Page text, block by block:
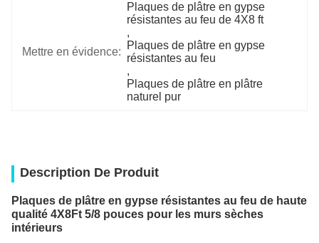
Mettre en évidence:
Plaques de plâtre en gypse
résistantes au feu de 4X8 ft
,
Plaques de plâtre en gypse
résistantes au feu
,
Plaques de plâtre en plâtre
naturel pur
Description De Produit
Plaques de plâtre en gypse résistantes au feu de haute
qualité 4X8Ft 5/8 pouces pour les murs sèches
intérieurs